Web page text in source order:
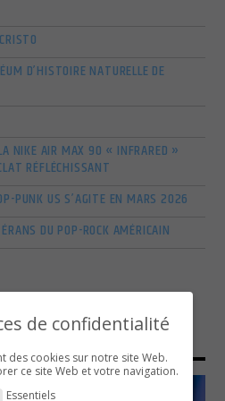
D’HISTOIRE NATURELLE DE
NIKE AIR MAX 90 « INFRARED »
RÉFLÉCHISSANT
PUNK US S’AGITE EN MARS 2026
DU POP-ROCK AMÉRICAIN
de confidentialité
des cookies sur notre site Web.
ce site Web et votre navigation.
Essentiels